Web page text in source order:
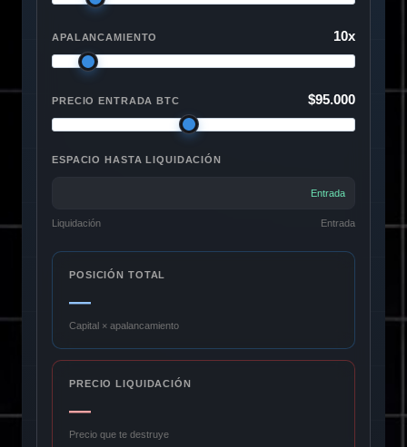
APALANCAMIENTO 10x
PRECIO ENTRADA BTC $95.000
ESPACIO HASTA LIQUIDACIÓN
Entrada
Liquidación Entrada
POSICIÓN TOTAL
—
Capital × apalancamiento
PRECIO LIQUIDACIÓN
—
Precio que te destruye